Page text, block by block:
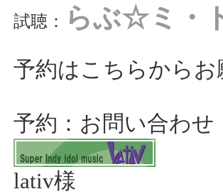
試聴： らぶ☆ミ・
予約はこちらから
予約：お問い合わせ
lativ様